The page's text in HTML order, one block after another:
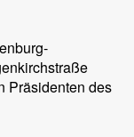
Präsidenten des